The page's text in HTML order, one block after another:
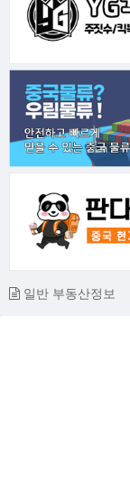
일반 부동산정보